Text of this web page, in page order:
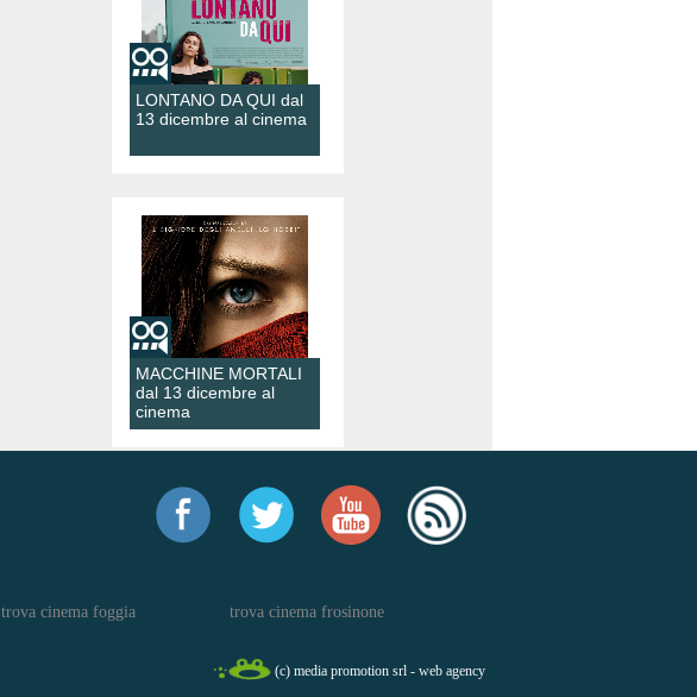
LONTANO DA QUI dal
13 dicembre al cinema
MACCHINE MORTALI
dal 13 dicembre al
cinema
trova cinema foggia trova cinema frosinone
(c) media promotion srl - web agency